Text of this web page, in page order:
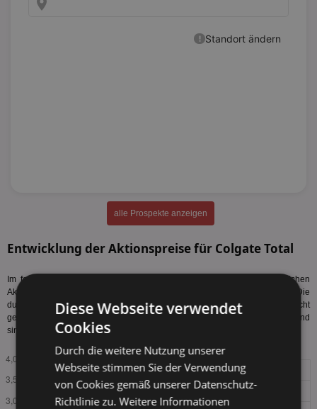
alle Prospekte anzeigen
Entwicklung der Aktionspreise für Colgate Total
Im folgenden Diagramm sehen Sie die Entwicklung der durchschnittlichen
Aktionspreise von Colgate Total 75ml der letzten zwei Jahre. Die
durchschnittlichen Aktionspreise sind über den gesamten Zeitraum leicht
gestiegen und liegen aktuell höher als zu Beginn. In den letzten Quartalen sind
sinkende Preise erkennbar. Tabellarischen Preisverlauf
Diese Webseite verwendet
Cookies
Durch die weitere Nutzung unserer
Webseite stimmen Sie der Verwendung
von Cookies gemäß unserer Datenschutz-
Richtlinie zu.Weitere Informationen